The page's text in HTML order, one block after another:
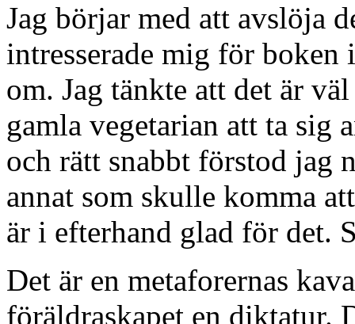
Jag börjar med att avslöja
intresserade mig för boken
om. Jag tänkte att det är
gamla vegetarian att ta sig
och rätt snabbt förstod jag
annat som skulle komma
är i efterhand glad för det.
Det är en metaforernas
föräldraskapet en diktatur.